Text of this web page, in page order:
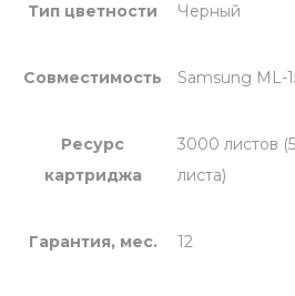
Тип цветности Черный
Совместимость Samsung ML-
Ресурс
картриджа
3000 листов
листа)
Гарантия, мес. 12